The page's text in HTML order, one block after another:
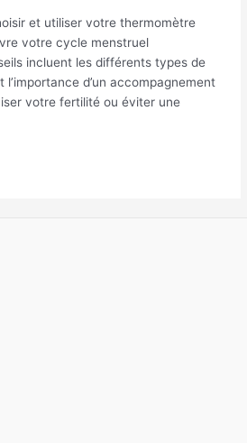
et utiliser votre thermomètre
votre cycle menstruel
incluent les différents types de
d’un accompagnement
votre fertilité ou éviter une